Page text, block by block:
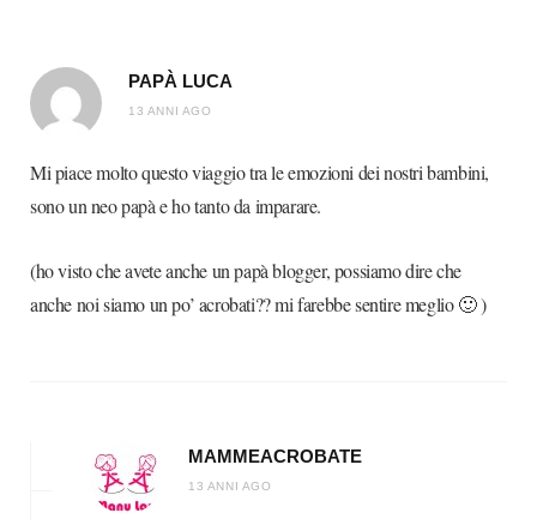
PAPÀ LUCA
13 ANNI AGO
Mi piace molto questo viaggio tra le emozioni dei nostri bambini,
sono un neo papà e ho tanto da imparare.
(ho visto che avete anche un papà blogger, possiamo dire che
anche noi siamo un po’ acrobati?? mi farebbe sentire meglio 🙂 )
MAMMEACROBATE
13 ANNI AGO